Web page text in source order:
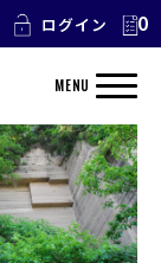
ログイン 0
MENU